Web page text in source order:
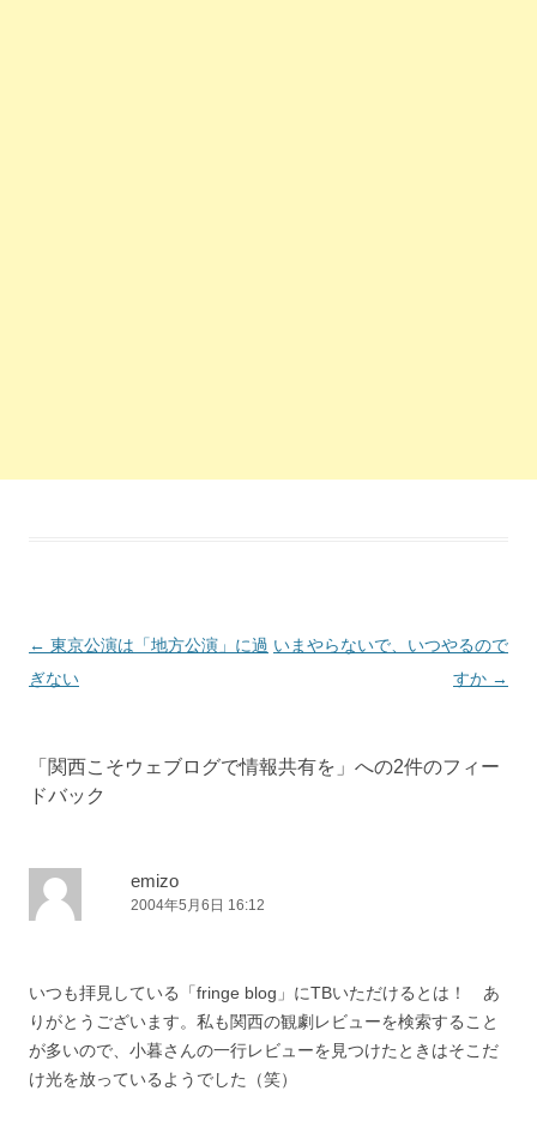
投稿ナビゲーション
← 東京公演は「地方公演」に過
ぎない
いまやらないで、いつやるので
すか →
「 関西こそウェブログで情報共有を 」への2件のフィー
ドバック
emizo
2004年5月6日 16:12
いつも拝見している「fringe blog」にTBいただけるとは！ あ
りがとうございます。私も関西の観劇レビューを検索すること
が多いので、小暮さんの一行レビューを見つけたときはそこだ
け光を放っているようでした（笑）